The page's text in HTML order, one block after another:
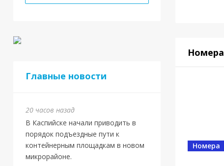
Главные новости
20 часов назад
В Каспийске начали приводить в
порядок подъездные пути к
контейнерным площадкам в новом
микрорайоне.
Номера
Номера